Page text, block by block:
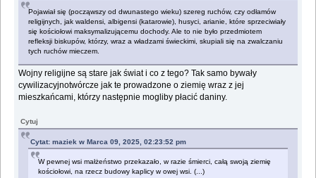
Pojawiał się (począwszy od dwunastego wieku) szereg ruchów, czy odłamów
religijnych, jak waldensi, albigensi (katarowie), husyci, arianie, które sprzeciwiały
się kościołowi maksymalizującemu dochody. Ale to nie było przedmiotem
refleksji biskupów, którzy, wraz a władzami świeckimi, skupiali się na zwalczaniu
tych ruchów mieczem.
Wojny religijne są stare jak świat i co z tego? Tak samo bywały
cywilizacyjnotwórcze jak te prowadzone o ziemię wraz z jej
mieszkańcami, którzy następnie mogliby płacić daniny.
Cytuj
Cytat: maziek w Marca 09, 2025, 02:23:52 pm
W pewnej wsi małżeństwo przekazało, w razie śmierci, całą swoją ziemię
kościołowi, na rzecz budowy kaplicy w owej wsi. (...)